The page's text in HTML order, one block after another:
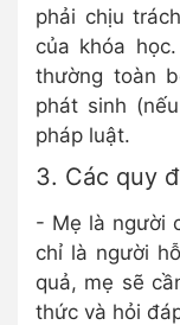
phải chịu
của khóa
thường toàn
phát sinh
pháp luật.
3. Các quy
- Mẹ là người
chỉ là người
quả, mẹ sẽ
thức và hỏi